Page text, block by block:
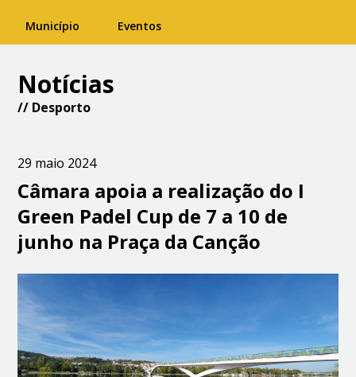
Município Eventos
Notícias
// Desporto
29 maio 2024
Câmara apoia a realização do I
Green Padel Cup de 7 a 10 de
junho na Praça da Canção